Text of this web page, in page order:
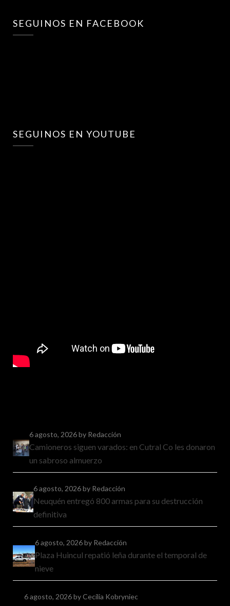
SEGUINOS EN FACEBOOK
SEGUINOS EN YOUTUBE
6 agosto, 2026by Redacción
Camioneros siguen varados: en Cutral Co les donaron
un sabroso almuerzo
6 agosto, 2026by Redacción
Neuquén entregó 800 armas para su destrucción
definitiva
6 agosto, 2026by Redacción
Plaza Huincul repatió leña durante el temporal de
nieve
6 agosto, 2026by Cecilia Kobryniec